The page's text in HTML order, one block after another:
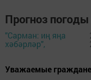
Прогноз
"Сарман: иң яңа
хәбәрләр",
Уважаемые